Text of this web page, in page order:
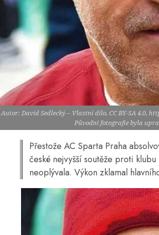
Autor: David Sedlecký – Vlastní dílo, CC BY-SA 4.0,
Původní fotografie byla
Přestože AC Sparta Praha
české nejvyšší soutěže proti
neoplývala. Výkon zklamal